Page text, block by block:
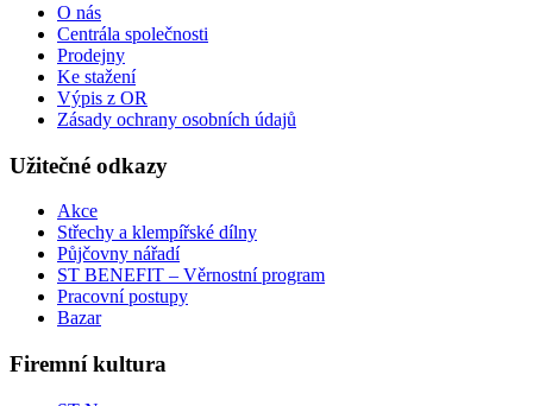
O nás
Centrála společnosti
Prodejny
Ke stažení
Výpis z OR
Zásady ochrany osobních údajů
Užitečné odkazy
Akce
Střechy a klempířské dílny
Půjčovny nářadí
ST BENEFIT – Věrnostní program
Pracovní postupy
Bazar
Firemní kultura